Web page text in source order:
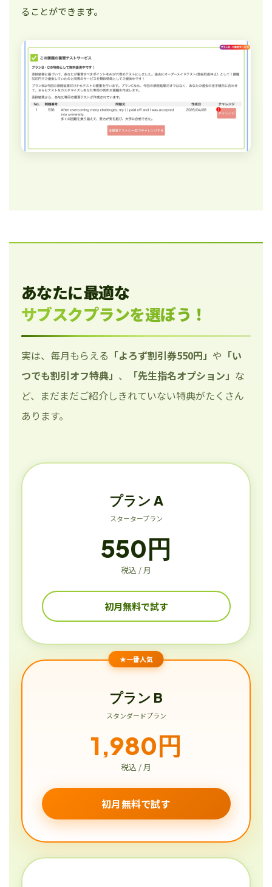
ることができます。
あなたに最適な
サブスクプランを選ぼう！
実は、毎月もらえる 「よろず割引券550円」 や 「い
つでも割引オフ特典」 、 「先生指名オプション」 な
ど、まだまだご紹介しきれていない特典がたくさん
あります。
プラン A
スタータープラン
550円
税込 / 月
初月無料で試す
★一番人気
プラン B
スタンダードプラン
1,980円
税込 / 月
初月無料で試す